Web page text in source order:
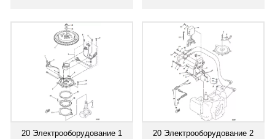
20 Электрооборудование 1 20 Электрооборудование 2